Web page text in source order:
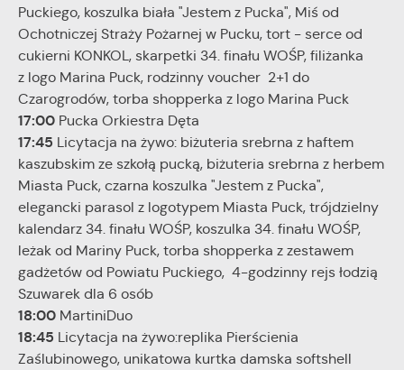
Puckiego, koszulka biała "Jestem z Pucka", Miś od
Ochotniczej Straży Pożarnej w Pucku, tort - serce od
cukierni KONKOL, skarpetki 34. finału WOŚP, filiżanka
z logo Marina Puck, rodzinny voucher 2+1 do
Czarogrodów, torba shopperka z logo Marina Puck
17:00 Pucka Orkiestra Dęta
17:45 Licytacja na żywo: biżuteria srebrna z haftem
kaszubskim ze szkołą pucką, biżuteria srebrna z herbem
Miasta Puck, czarna koszulka "Jestem z Pucka",
elegancki parasol z logotypem Miasta Puck, trójdzielny
kalendarz 34. finału WOŚP, koszulka 34. finału WOŚP,
leżak od Mariny Puck, torba shopperka z zestawem
gadżetów od Powiatu Puckiego, 4-godzinny rejs łodzią
Szuwarek dla 6 osób
18:00 MartiniDuo
18:45 Licytacja na żywo:replika Pierścienia
Zaślubinowego, unikatowa kurtka damska softshell